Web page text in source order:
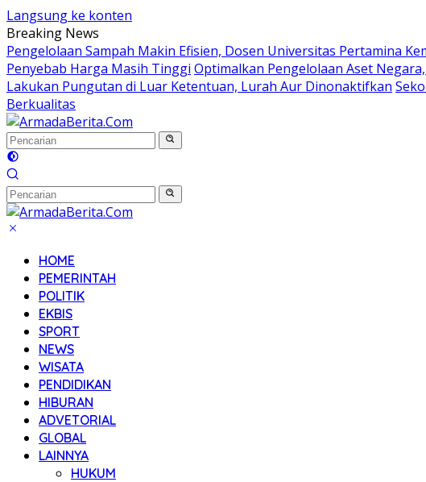
Langsung ke konten
Breaking News
Pengelolaan Sampah Makin Efisien, Dosen Universitas Pertamina
Penyebab Harga Masih Tinggi Optimalkan Pengelolaan Aset
Lakukan Pungutan di Luar Ketentuan, Lurah Aur Dinonaktifkan
Berkualitas
HOME
PEMERINTAH
POLITIK
EKBIS
SPORT
NEWS
WISATA
PENDIDIKAN
HIBURAN
ADVETORIAL
GLOBAL
LAINNYA
HUKUM